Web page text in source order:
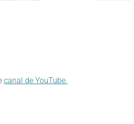
canal de YouTube.